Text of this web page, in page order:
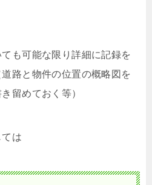
ても可能な限り詳細に記録を
路と物件の位置の概略図を
留めておく等）
は